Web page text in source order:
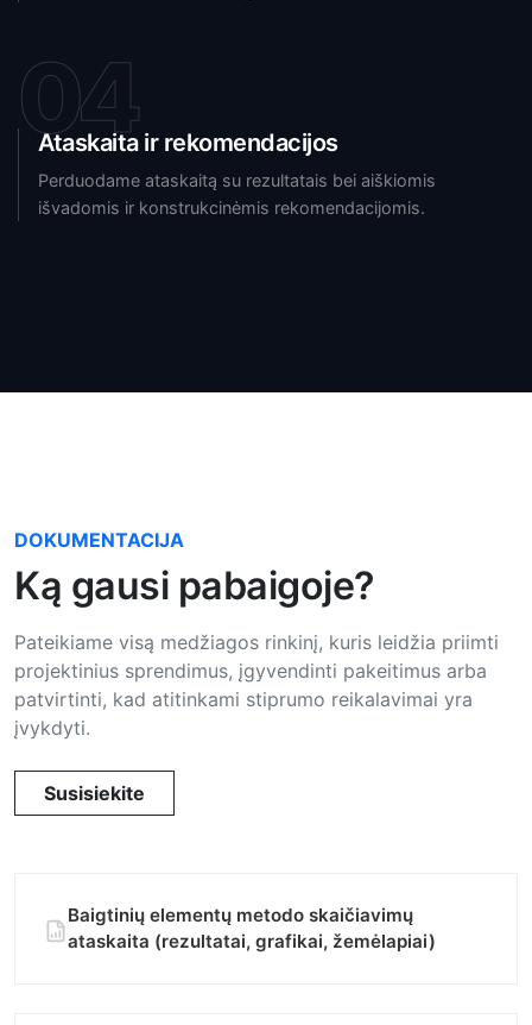
04
Ataskaita ir rekomendacijos
Perduodame ataskaitą su rezultatais bei aiškiomis
išvadomis ir konstrukcinėmis rekomendacijomis.
DOKUMENTACIJA
Ką gausi pabaigoje?
Pateikiame visą medžiagos rinkinį, kuris leidžia priimti
projektinius sprendimus, įgyvendinti pakeitimus arba
patvirtinti, kad atitinkami stiprumo reikalavimai yra
įvykdyti.
Susisiekite
Baigtinių elementų metodo skaičiavimų
ataskaita (rezultatai, grafikai, žemėlapiai)